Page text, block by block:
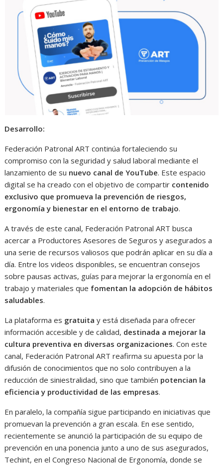
Desarrollo:
Federación Patronal ART continúa fortaleciendo su
compromiso con la seguridad y salud laboral mediante el
lanzamiento de su nuevo canal de YouTube. Este espacio
digital se ha creado con el objetivo de compartir contenido
exclusivo que promueva la prevención de riesgos,
ergonomía y bienestar en el entorno de trabajo.
A través de este canal, Federación Patronal ART busca
acercar a Productores Asesores de Seguros y asegurados a
una serie de recursos valiosos que podrán aplicar en su día a
día. Entre los videos disponibles, se encuentran consejos
sobre pausas activas, guías para mejorar la ergonomía en el
trabajo y materiales que fomentan la adopción de hábitos
saludables.
La plataforma es gratuita y está diseñada para ofrecer
información accesible y de calidad, destinada a mejorar la
cultura preventiva en diversas organizaciones. Con este
canal, Federación Patronal ART reafirma su apuesta por la
difusión de conocimientos que no solo contribuyen a la
reducción de siniestralidad, sino que también potencian la
eficiencia y productividad de las empresas.
En paralelo, la compañía sigue participando en iniciativas que
promuevan la prevención a gran escala. En ese sentido,
recientemente se anunció la participación de su equipo de
prevención en una ponencia junto a uno de sus asegurados,
Techint, en el Congreso Nacional de Ergonomía, donde se